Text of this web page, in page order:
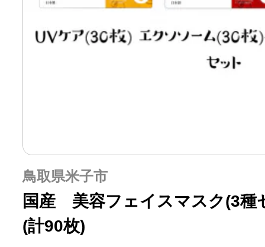
鳥取県米子市
国産 美容フェイスマスク(3種
(計90枚)